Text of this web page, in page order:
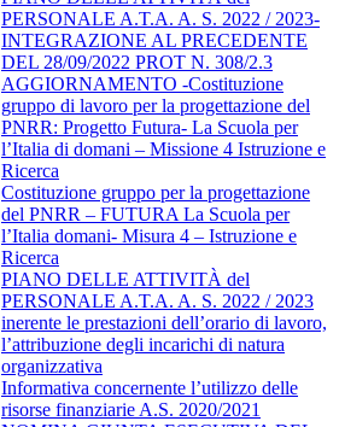
PERSONALE A.T.A. A. S. 2022 / 2023-
INTEGRAZIONE AL PRECEDENTE
DEL 28/09/2022 PROT N. 308/2.3
AGGIORNAMENTO -Costituzione
gruppo di lavoro per la progettazione del
PNRR: Progetto Futura- La Scuola per
l’Italia di domani – Missione 4 Istruzione e
Ricerca
Costituzione gruppo per la progettazione
del PNRR – FUTURA La Scuola per
l’Italia domani- Misura 4 – Istruzione e
Ricerca
PIANO DELLE ATTIVITÀ del
PERSONALE A.T.A. A. S. 2022 / 2023
inerente le prestazioni dell’orario di lavoro,
l’attribuzione degli incarichi di natura
organizzativa
Informativa concernente l’utilizzo delle
risorse finanziarie A.S. 2020/2021